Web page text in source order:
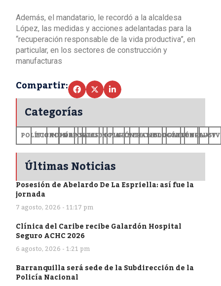
Además, el mandatario, le recordó a la alcaldesa
López, las medidas y acciones adelantadas para la
“recuperación responsable de la vida productiva”, en
particular, en los sectores de construcción y
manufacturas
Compartir:
Categorías
POLÍTICA
ECONOMÍA
MUNDODEPORTES
SALUDCIENCIA
OPINIÓN
GENERALES
TECNOLOGÍA
EDUCACIÓN
CULTURA+CV
Últimas Noticias
Posesión de Abelardo De La Espriella: así fue la
jornada
7 agosto, 2026 - 11:17 pm
Clínica del Caribe recibe Galardón Hospital
Seguro ACHC 2026
6 agosto, 2026 - 1:21 pm
Barranquilla será sede de la Subdirección de la
Policía Nacional